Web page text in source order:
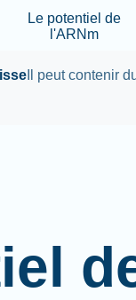
Le potentiel de
l'ARNm
Il peut contenir